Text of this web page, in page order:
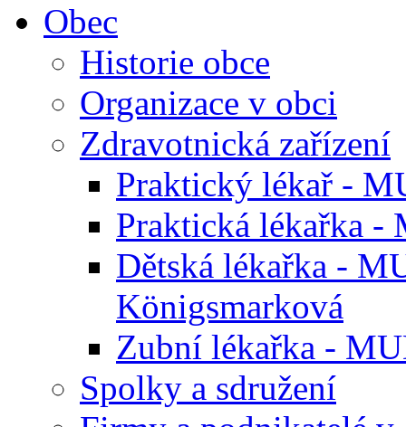
Obec
Historie obce
Organizace v obci
Zdravotnická zařízení
Praktický lékař -
Praktická lékařka -
Dětská lékařka -
Königsmarková
Zubní lékařka -
Spolky a sdružení